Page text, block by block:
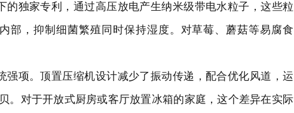
独家专利，通过高压放电产生纳米级带电水粒子，这些粒
部，抑制细菌繁殖同时保持湿度。对草莓、蘑菇等易腐食
项。顶置压缩机设计减少了振动传递，配合优化风道，运
。对于开放式厨房或客厅放置冰箱的家庭，这个差异在实际